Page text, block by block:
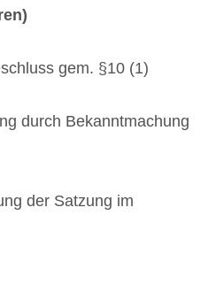
gem. §10 (1)
durch Bekanntmachung
der Satzung im